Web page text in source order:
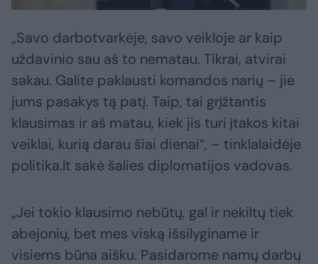
„Savo darbotvarkėje, savo veikloje ar kaip
uždavinio sau aš to nematau. Tikrai, atvirai
sakau. Galite paklausti komandos narių – jie
jums pasakys tą patį. Taip, tai grįžtantis
klausimas ir aš matau, kiek jis turi įtakos kitai
veiklai, kurią darau šiai dienai“, – tinklalaidėje
politika.lt sakė šalies diplomatijos vadovas.
„Jei tokio klausimo nebūtų, gal ir nekiltų tiek
abejonių, bet mes viską išsilyginame ir
visiems būna aišku. Pasidarome namų darbų